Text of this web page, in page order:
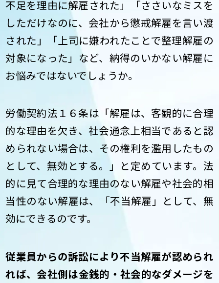
不足を理由に解雇された」「ささいなミスを
しただけなのに、会社から懲戒解雇を言い渡
された」「上司に嫌われたことで整理解雇の
対象になった」など、納得のいかない解雇に
お悩みではないでしょうか。
労働契約法１６条は「解雇は、客観的に合理
的な理由を欠き、社会通念上相当であると認
められない場合は、その権利を濫用したもの
として、無効とする。」と定めています。法
的に見て合理的な理由のない解雇や社会的相
当性のない解雇は、「不当解雇」として、無
効にできるのです。
従業員からの訴訟により不当解雇が認められ
れば、会社側は金銭的・社会的なダメージを